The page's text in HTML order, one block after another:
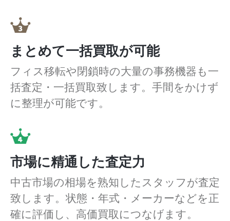
まとめて一括買取が可能
フィス移転や閉鎖時の大量の事務機器も一
括査定・一括買取致します。手間をかけず
に整理が可能です。
市場に精通した査定力
中古市場の相場を熟知したスタッフが査定
致します。状態・年式・メーカーなどを正
確に評価し、高価買取につなげます。